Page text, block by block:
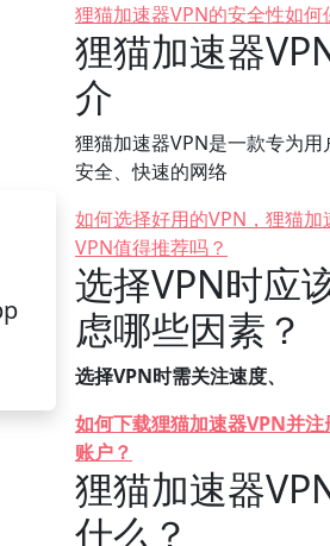
狸猫加速器VPN的安全性如何
狸猫加速器
介
狸猫加速器VPN是一款专为用
安全、快速的网络
如何选择好用的VPN，狸猫加
VPN值得推荐吗？
选择VPN时应
虑哪些因素？
选择VPN时需关注速度、
如何下载狸猫加速器VPN并注
账户？
狸猫加速器
什么？